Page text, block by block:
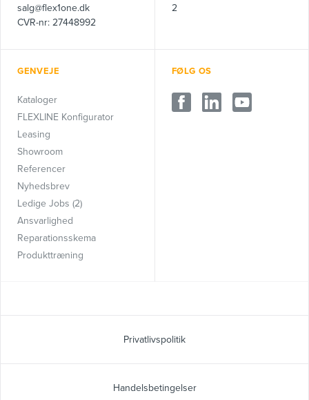
salg@flex1one.dk
CVR-nr: 27448992
2
GENVEJE
Kataloger
FLEXLINE Konfigurator
Leasing
Showroom
Referencer
Nyhedsbrev
Ledige Jobs (2)
Ansvarlighed
Reparationsskema
Produkttræning
FØLG OS
Privatlivspolitik
Handelsbetingelser